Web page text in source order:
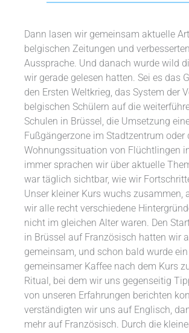
Dann lasen wir gemeinsam aktuelle
belgischen Zeitungen und
Aussprache. Und danach wurde wild
wir gerade gelesen hatten. Sei es das
den Ersten Weltkrieg, das System der
belgischen Schülern auf die
Schulen in Brüssel, die Umsetzung
Fußgängerzone im Stadtzentrum oder
Wohnungssituation von Flüchtlingen
immer sprachen wir über aktuelle
war täglich sichtbar, wie wir
Unser kleiner Kurs wuchs zusammen,
wir alle recht verschiedene
nicht im gleichen Alter waren. Den
in Brüssel auf Französisch hatten wir
gemeinsam, und schon bald wurde ein
gemeinsamer Kaffee nach dem Kurs
Ritual, bei dem wir uns gegenseitig
von unseren Erfahrungen berichten
verständigten wir uns auf Englisch,
mehr auf Französisch. Durch die